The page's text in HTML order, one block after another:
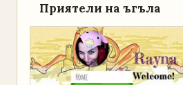
Приятели на ъгъла